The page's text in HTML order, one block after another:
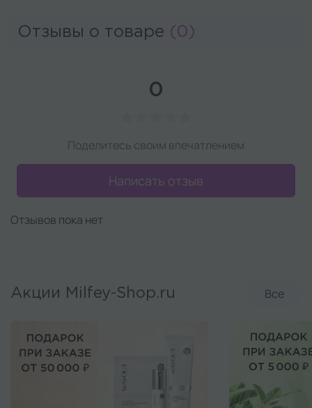
Отзывы о товаре (0)
0
Поделитесь своим впечатлением
Написать отзыв
Отзывов пока нет
Акции Milfey-Shop.ru Все